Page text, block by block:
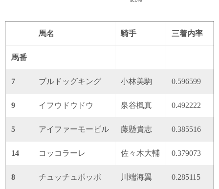
馬名 騎手 三着内率
馬番
7 ブルドッグキング 小林美駒 0.596599
9 イフウドウドウ 泉谷楓真 0.492222
5 アイファーモービル 藤懸貴志 0.385516
14 コッコラーレ 佐々木大輔 0.379073
8 チュッチュポッポ 川端海翼 0.285115